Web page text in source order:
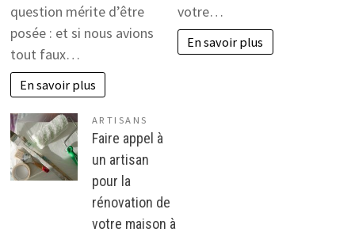
question mérite d’être
posée : et si nous avions
tout faux…
En savoir plus
votre…
En savoir plus
ARTISANS
Faire appel à
un artisan
pour la
rénovation de
votre maison à